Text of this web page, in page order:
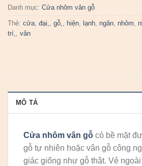
Danh mục: Cửa nhôm vân gỗ
Thẻ: cửa, đại,, gỗ,, hiện, lạnh, ngăn, nhôm,
trí,, vân
MÔ TẢ
Cửa nhôm vân gỗ có bề mặt
gỗ tự nhiên hoặc vân gỗ công
giác giống như gỗ thật. Vẻ